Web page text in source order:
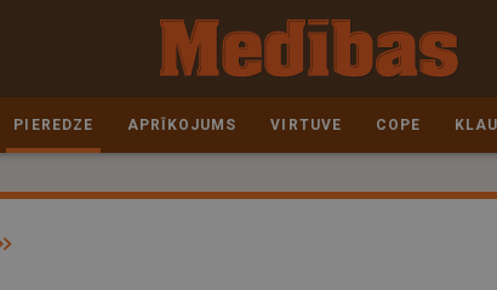
PIEREDZE APRĪKOJUMS VIRTUVE COPE